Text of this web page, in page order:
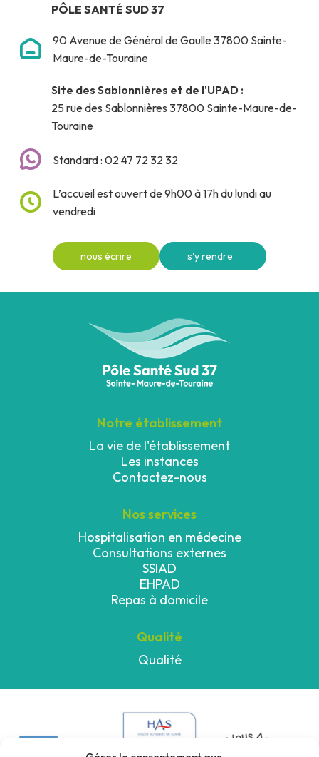
PÔLE SANTÉ SUD 37
90 Avenue de Général de Gaulle 37800 Sainte-
Maure-de-Touraine
Site des Sablonnières et de l'UPAD :
25 rue des Sablonnières 37800 Sainte-Maure-de-
Touraine
Standard : 02 47 72 32 32
L’accueil est ouvert de 9h00 à 17h du lundi au
vendredi
nous écrire s'y rendre
Notre établissement
La vie de l'établissement
Les instances
Contactez-nous
Nos services
Hospitalisation en médecine
Consultations externes
SSIAD
EHPAD
Repas à domicile
Qualité
Qualité